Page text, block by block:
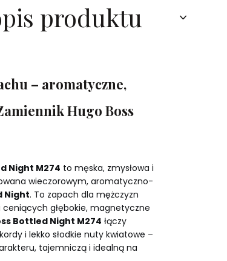
produktu
– aromatyczne,
Hugo Boss
Night M274 to męska, zmysłowa i
wieczorowym, aromatyczno-
Night. To zapach dla mężczyzn
głębokie, magnetyczne
Bottled Night M274 łączy
i lekko słodkie nuty kwiatowe –
tajemniczą i idealną na